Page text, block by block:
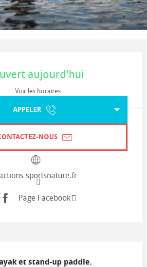
aujourd'hui
Voir les horaires
APPELER
NOUS
sportsnature.fr
Page Facebook
et stand-up paddle.